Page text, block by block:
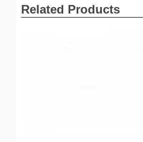
Related Products